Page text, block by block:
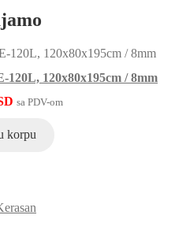
120x80x195cm / 8mm
sa PDV-om
korpu